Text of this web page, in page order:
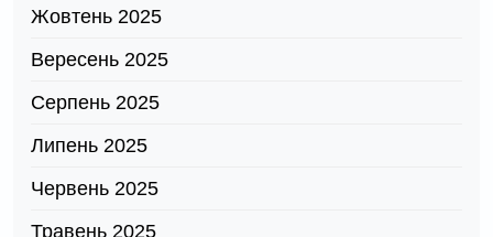
Жовтень 2025
Вересень 2025
Серпень 2025
Липень 2025
Червень 2025
Травень 2025